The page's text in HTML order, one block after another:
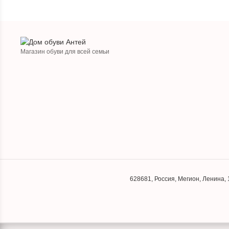
Магазин обуви для всей семьи
628681, Россия, Мегион, Ленина,